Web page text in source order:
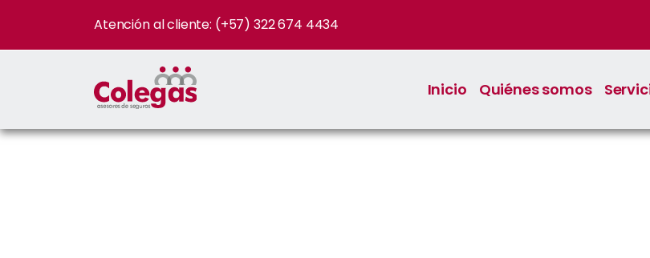
Atención al cliente: (+57) 322 674 4434
Inicio Quiénes somos